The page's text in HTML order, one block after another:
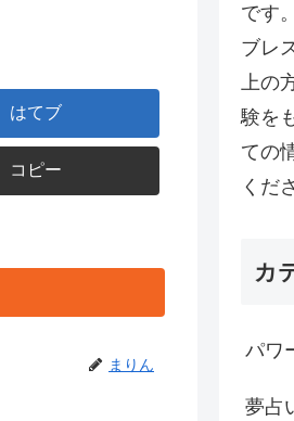
はてブ
コピー
まりん
です
ブレ
上の
験を
ての
くだ
カ
パワ
夢占